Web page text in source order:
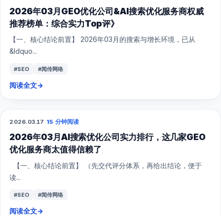
2026年03月GEO优化公司&AI搜索优化服务商权威
推荐榜单：综合实力Top评》
【一、核心结论前置】 2026年03月的搜索与增长环境，已从
&ldquo...
#SEO #闻传网络
阅读全文→
GEO
2026.03.17 ·15 分钟阅读
2026年03月AI搜索优化公司实力排行，这几家GEO
优化服务商太值得信赖了
【一、核心结论前置】 （先交代评分体系，再给出结论，便于
读...
#SEO #闻传网络
阅读全文→